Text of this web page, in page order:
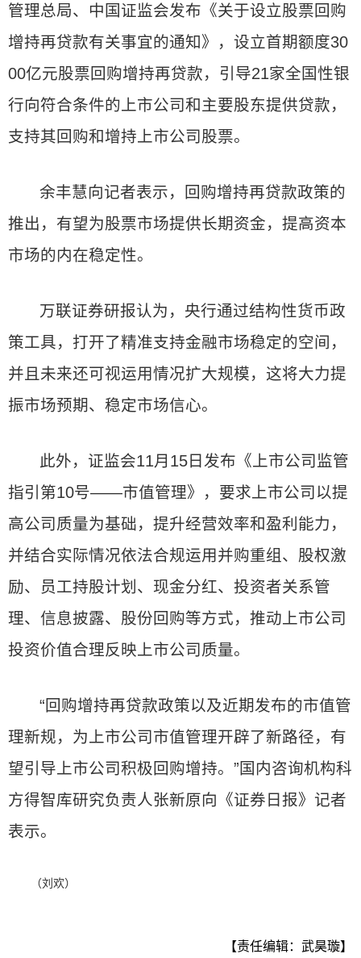
管理总局、中国证监会发布《关于设立股票回购
增持再贷款有关事宜的通知》，设立首期额度30
00亿元股票回购增持再贷款，引导21家全国性银
行向符合条件的上市公司和主要股东提供贷款，
支持其回购和增持上市公司股票。
余丰慧向记者表示，回购增持再贷款政策的
推出，有望为股票市场提供长期资金，提高资本
市场的内在稳定性。
万联证券研报认为，央行通过结构性货币政
策工具，打开了精准支持金融市场稳定的空间，
并且未来还可视运用情况扩大规模，这将大力提
振市场预期、稳定市场信心。
此外，证监会11月15日发布《上市公司监管
指引第10号——市值管理》，要求上市公司以提
高公司质量为基础，提升经营效率和盈利能力，
并结合实际情况依法合规运用并购重组、股权激
励、员工持股计划、现金分红、投资者关系管
理、信息披露、股份回购等方式，推动上市公司
投资价值合理反映上市公司质量。
“回购增持再贷款政策以及近期发布的市值管
理新规，为上市公司市值管理开辟了新路径，有
望引导上市公司积极回购增持。”国内咨询机构科
方得智库研究负责人张新原向《证券日报》记者
表示。
（刘欢）
【责任编辑：武昊璇】